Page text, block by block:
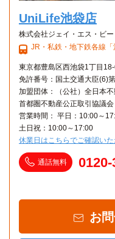
UniLife池袋店
株式会社ジェイ・エス・ビ
JR・私鉄・地下鉄各線
東京都豊島区西池袋1丁目
免許番号：国土交通大臣(6)
加盟団体：（公社）全日本
首都圏不動産公正取引協議会
営業時間： 平日：10:00～
土日祝：10:00～17:00
休業日はこちらでご確認い
通話無料
お